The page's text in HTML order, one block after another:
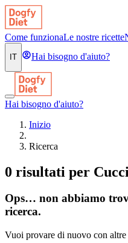
Come funzionaLe nostre ricette
IT Hai bisogno d'aiuto?
Hai bisogno d'aiuto?
Inizio
Ricerca
0 risultati per
Ops… non abbiamo
ricerca.
Vuoi provare di nuovo con altre